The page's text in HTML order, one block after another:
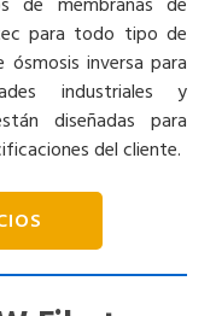
para todo tipo de
inversa para
industriales y
diseñadas para
del cliente.